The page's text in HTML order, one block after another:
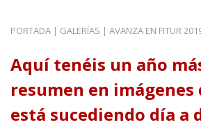
PORTADA | GALERÍAS | AVANZA EN FITUR
Aquí tenéis un año
resumen en imágenes
está sucediendo día a